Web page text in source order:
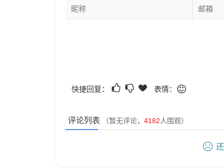
快捷回复： 表情：
评论列表 （暂无评论， 4182人围观）